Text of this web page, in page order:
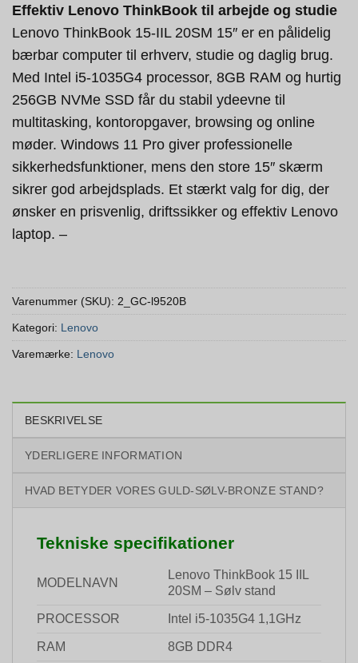
Effektiv Lenovo ThinkBook til arbejde og studie
Lenovo ThinkBook 15-IIL 20SM 15″ er en pålidelig
bærbar computer til erhverv, studie og daglig brug.
Med Intel i5-1035G4 processor, 8GB RAM og hurtig
256GB NVMe SSD får du stabil ydeevne til
multitasking, kontoropgaver, browsing og online
møder. Windows 11 Pro giver professionelle
sikkerhedsfunktioner, mens den store 15″ skærm
sikrer god arbejdsplads. Et stærkt valg for dig, der
ønsker en prisvenlig, driftssikker og effektiv Lenovo
laptop. –
Varenummer (SKU): 2_GC-l9520B
Kategori: Lenovo
Varemærke: Lenovo
BESKRIVELSE
YDERLIGERE INFORMATION
HVAD BETYDER VORES GULD-SØLV-BRONZE STAND?
Tekniske specifikationer
MODELNAVN
Lenovo ThinkBook 15 IIL
20SM – Sølv stand
PROCESSOR Intel i5-1035G4 1,1GHz
RAM 8GB DDR4